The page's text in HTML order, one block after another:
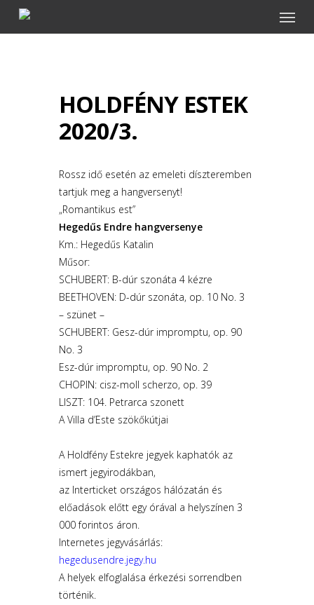
Skip
to
Menu
HOLDFÉNY ESTEK
2020/3.
Rossz idő esetén az emeleti díszteremben
tartjuk meg a hangversenyt!
„Romantikus est”
Hegedűs Endre hangversenye
Km.: Hegedűs Katalin
Műsor:
SCHUBERT: B-dúr szonáta 4 kézre
BEETHOVEN: D-dúr szonáta, op. 10 No. 3
– szünet –
SCHUBERT: Gesz-dúr impromptu, op. 90
No. 3
Esz-dúr impromptu, op. 90 No. 2
CHOPIN: cisz-moll scherzo, op. 39
LISZT: 104. Petrarca szonett
A Villa d’Este szökőkútjai
A Holdfény Estekre jegyek kaphatók az
ismert jegyirodákban,
az Interticket országos hálózatán és
előadások előtt egy órával a helyszínen 3
000 forintos áron.
Internetes jegyvásárlás:
hegedusendre.jegy.hu
A helyek elfoglalása érkezési sorrendben
történik.